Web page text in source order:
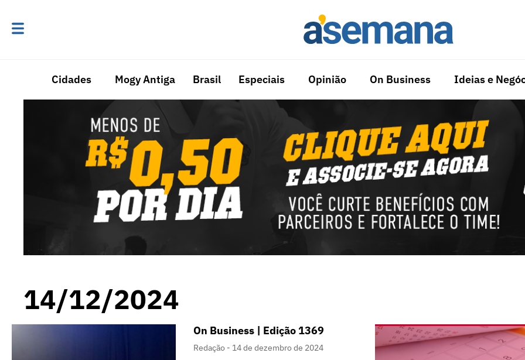
Cidades Mogy Antiga Brasil Especiais Opinião On Business Ideias e
14/12/2024
On Business | Edição 1369
Redação
14 de dezembro de 2024